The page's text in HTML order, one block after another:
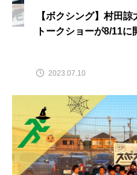
【ボクシング】村田
トークショーが8/11に
2023.07.10